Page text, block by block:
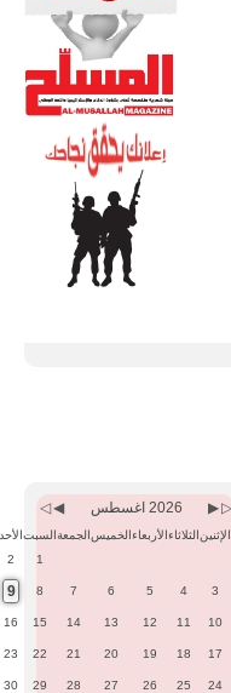
Month
Year
Month2026 اغسطس
الإثنينالثلاثاءالأربعاءالخميسالجمعةالسبتالأحد
1
2
3
4
5
6
7
8
9
10
11
12
13
14
15
16
17
18
19
20
21
22
23
24
25
26
27
28
29
30